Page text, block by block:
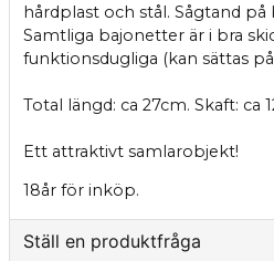
hårdplast och stål. Sågtand
Samtliga bajonetter är i bra
funktionsdugliga (kan sättas på
Total längd: ca 27cm. Skaft: ca
Ett attraktivt samlarobjekt!
18år för inköp.
Ställ en produktfråga